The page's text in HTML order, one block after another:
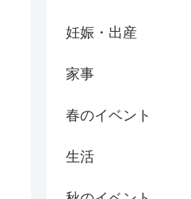
妊娠・出産
家事
春のイベント
生活